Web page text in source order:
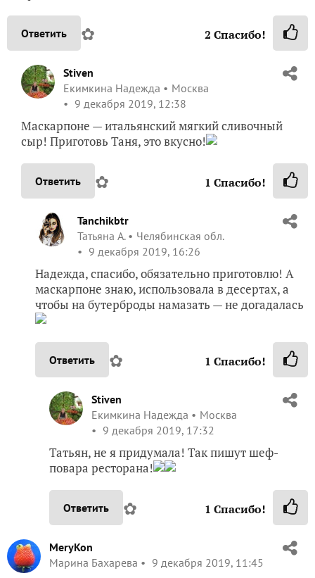
Ответить ✿ 2 Спасибо!
Stiven
Екимкина Надежда
Москва
9 декабря 2019, 12:38
Маскарпоне — итальянский мягкий сливочный
сыр! Приготовь Таня, это вкусно!
Ответить ✿ 1 Спасибо!
Tanchikbtr
Татьяна А.
Челябинская обл.
9 декабря 2019, 16:26
Надежда, спасибо, обязательно приготовлю! А
маскарпоне знаю, использовала в десертах, а
чтобы на бутерброды намазать — не догадалась
Ответить ✿ 1 Спасибо!
Stiven
Екимкина Надежда
Москва
9 декабря 2019, 17:32
Татьян, не я придумала! Так пишут шеф-
повара ресторана!
Ответить ✿ 1 Спасибо!
MeryKon
Марина Бахарева
9 декабря 2019, 11:45